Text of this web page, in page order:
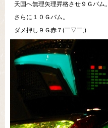
天国へ無理矢理昇格させ９Ｇバム。
さらに１０Ｇバム。
ダメ押し９Ｇ赤７(￣▽￣;)